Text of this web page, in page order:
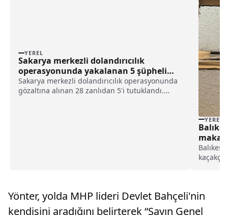
YEREL
Sakarya merkezli dolandırıcılık
operasyonunda yakalanan 5 şüpheli
tutuklandı haberi
Sakarya merkezli dolandırıcılık operasyonunda
gözaltına alınan 28 zanlıdan 5'i tutuklandı.
YEREL
Şubesi
Yönter, yolda MHP lideri Devlet Bahçeli'nin
kendisini aradığını belirterek “Sayın Genel